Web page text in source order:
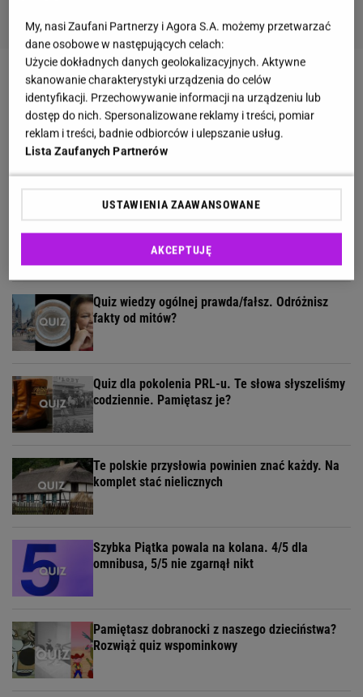
Quiz. Masz pamięć do twarzy? Rozpoznaj te
aktorki PRL-u na zdjęciach!
Ten quiz wiedzy ogólnej to solidny trening
umysłu! Przekroczysz 9/14?
Quiz językowy: Większość Polaków niestety myli
te słowa. A ty?
Quiz wiedzy ogólnej prawda/fałsz. Odróżnisz
fakty od mitów?
Quiz dla pokolenia PRL-u. Te słowa słyszeliśmy
codziennie. Pamiętasz je?
Te polskie przysłowia powinien znać każdy. Na
komplet stać nielicznych
Szybka Piątka powala na kolana. 4/5 dla
omnibusa, 5/5 nie zgarnął nikt
Pamiętasz dobranocki z naszego dzieciństwa?
Rozwiąż quiz wspominkowy
My, nasi Zaufani Partnerzy i Agora S.A. możemy przetwarzać
dane osobowe w następujących celach:
Użycie dokładnych danych geolokalizacyjnych. Aktywne
skanowanie charakterystyki urządzenia do celów
identyfikacji. Przechowywanie informacji na urządzeniu lub
dostęp do nich. Spersonalizowane reklamy i treści, pomiar
reklam i treści, badnie odbiorców i ulepszanie usług.
Lista Zaufanych Partnerów
USTAWIENIA ZAAWANSOWANE
AKCEPTUJĘ